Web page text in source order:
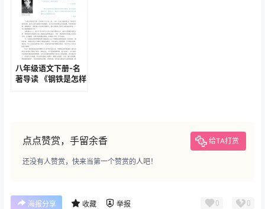
八年级语文下册-名
著导读 《钢铁是怎样
点点赞赏，手留余香 给TA打赏
还没有人赞赏，快来当第一个赞赏的人吧！
海报分享 收藏 举报 0 0